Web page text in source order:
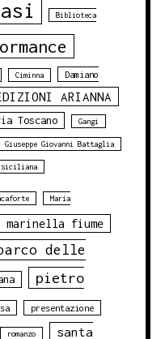
Biblioteca
Ciminna Damiano
ARIANNA
Toscano Gangi
Giuseppe Giovanni Battaglia
Maria
marinella fiume
delle
pietro
presentazione
romanzo santa